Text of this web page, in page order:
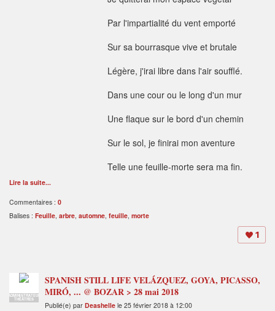
Par l'impartialité du vent emporté
Sur sa bourrasque vive et brutale
Légère, j'irai libre dans l'air soufflé.
Dans une cour ou le long d'un mur
Une flaque sur le bord d'un chemin
Sur le sol, je finirai mon aventure
Telle une feuille-morte sera ma fin.
Lire la suite...
Commentaires : 0
Balises : Feuille, arbre, automne, feuille, morte
1
ADMINISTRATEUR
THÉÂTRES
SPANISH STILL LIFE VELÁZQUEZ, GOYA, PICASSO,
MIRÓ, ... @ BOZAR > 28 mai 2018
Publié(e) par Deashelle le 25 février 2018 à 12:00